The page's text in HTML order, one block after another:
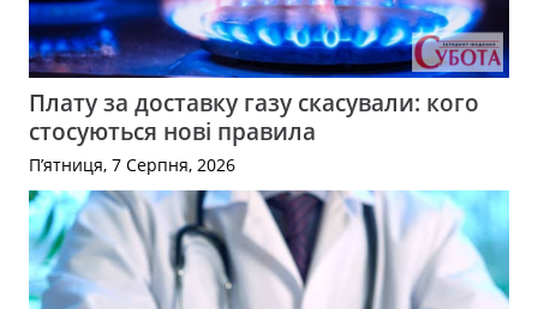
Плату за доставку газу скасували: кого
стосуються нові правила
П’ятниця, 7 Серпня, 2026